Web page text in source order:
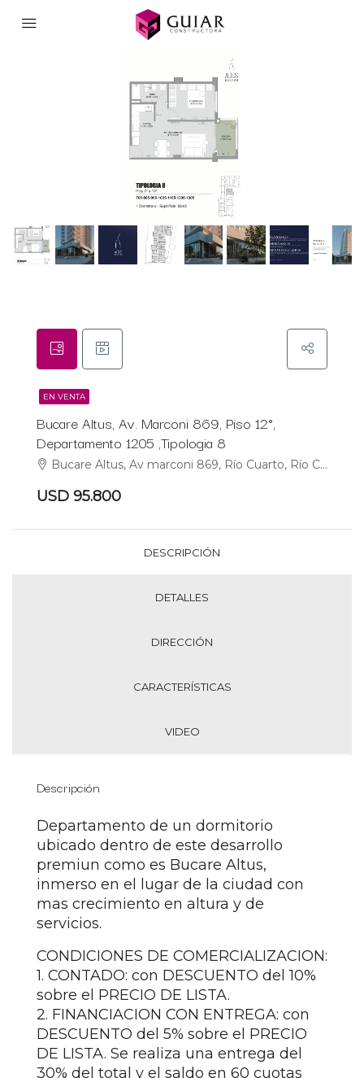
EN VENTA
Bucare Altus, Av. Marconi 869, Piso 12°,
Departamento 1205 ,Tipologia 8
Bucare Altus, Av marconi 869, Río Cuarto, Río Cuarto
USD 95.800
DESCRIPCIÓN
DETALLES
DIRECCIÓN
CARACTERÍSTICAS
VIDEO
Descripción
Departamento de un dormitorio
ubicado dentro de este desarrollo
premiun como es Bucare Altus,
inmerso en el lugar de la ciudad con
mas crecimiento en altura y de
servicios.
CONDICIONES DE COMERCIALIZACION:
1. CONTADO: con DESCUENTO del 10%
sobre el PRECIO DE LISTA.
2. FINANCIACION CON ENTREGA: con
DESCUENTO del 5% sobre el PRECIO
DE LISTA. Se realiza una entrega del
30% del total y el saldo en 60 cuotas